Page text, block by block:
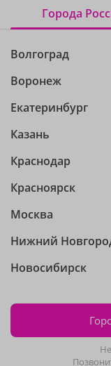
Города
Волгоград
Воронеж
Екатеринбург
Казань
Краснодар
Красноярск
Москва
Нижний
Новосибирск